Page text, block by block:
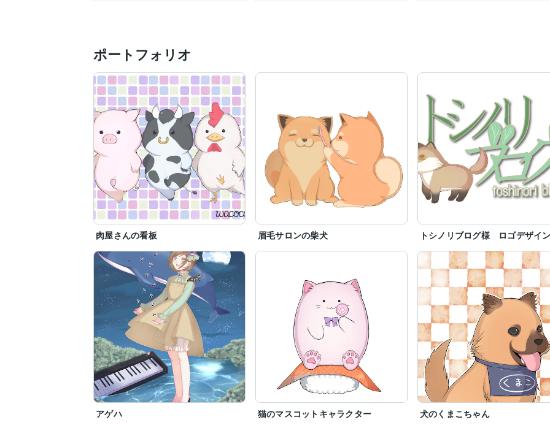
ポートフォリオ
肉屋さんの看板 眉毛サロンの柴犬 トシノリブログ様 ロゴデザイ
アゲハ 猫のマスコットキャラクター 犬のくまこちゃん